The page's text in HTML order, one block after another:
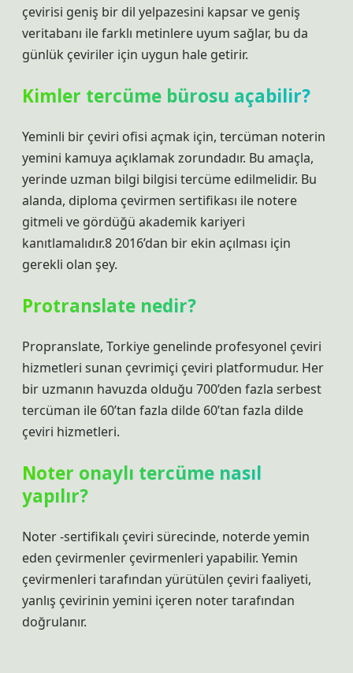
çevirisi geniş bir dil yelpazesini kapsar ve geniş
veritabanı ile farklı metinlere uyum sağlar, bu da
günlük çeviriler için uygun hale getirir.
Kimler tercüme bürosu açabilir?
Yeminli bir çeviri ofisi açmak için, tercüman noterin
yemini kamuya açıklamak zorundadır. Bu amaçla,
yerinde uzman bilgi bilgisi tercüme edilmelidir. Bu
alanda, diploma çevirmen sertifikası ile notere
gitmeli ve gördüğü akademik kariyeri
kanıtlamalıdır.8 2016’dan bir ekin açılması için
gerekli olan şey.
Protranslate nedir?
Propranslate, Torkiye genelinde profesyonel çeviri
hizmetleri sunan çevrimiçi çeviri platformudur. Her
bir uzmanın havuzda olduğu 700’den fazla serbest
tercüman ile 60’tan fazla dilde 60’tan fazla dilde
çeviri hizmetleri.
Noter onaylı tercüme nasıl
yapılır?
Noter -sertifikalı çeviri sürecinde, noterde yemin
eden çevirmenler çevirmenleri yapabilir. Yemin
çevirmenleri tarafından yürütülen çeviri faaliyeti,
yanlış çevirinin yemini içeren noter tarafından
doğrulanır.